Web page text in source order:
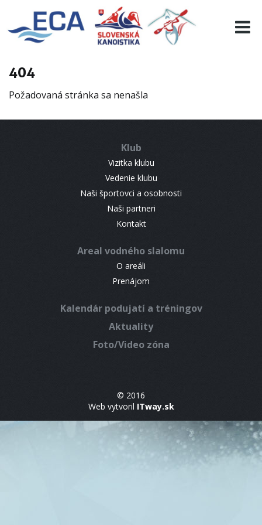
404
Požadovaná stránka sa nenašla
Klub
Vizitka klubu
Vedenie klubu
Naši športovci a osobnosti
Naši partneri
Kontakt
Areal vodného slalomu
O areáli
Prenájom
Kalendár podujatí a tréningov
Aktuality
Foto/Video zóna
© 2016
Web vytvoril ITway.sk
EURO 19
INFO
RESULTS
CONTACT